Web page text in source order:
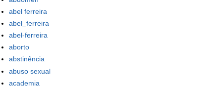
abel ferreira
abel_ferreira
abel-ferreira
aborto
abstinência
abuso sexual
academia